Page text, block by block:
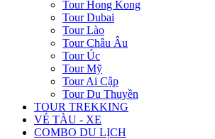
Tour Hong Kong
Tour Dubai
Tour Lào
Tour Châu Âu
Tour Úc
Tour Mỹ
Tour Ai Cập
Tour Du Thuyền
TOUR TREKKING
VÉ TÀU - XE
COMBO DU LỊCH